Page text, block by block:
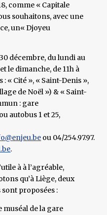
comme « Capitale
souhaitons, avec une
un« Djoyeu
décembre, du lundi au
le dimanche, de 11h à
« Cité », « Saint-Denis »,
de Noël ») & « Saint-
: gare
autobus 1 et 25,
ou 04/254.97.97.
.
à à l’agréable,
qu’à Liège, deux
proposées :
muséal de la gare